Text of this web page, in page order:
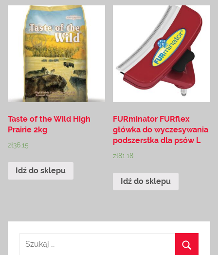
Taste of the Wild High
Prairie 2kg
zł36.15
Idź do sklepu
FURminator FURflex
główka do wyczesywania
podszerstka dla psów L
zł81.18
Idź do sklepu